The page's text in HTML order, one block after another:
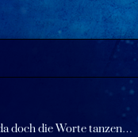
doch die Worte tanzen…